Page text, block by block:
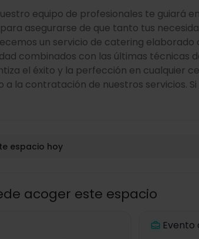
equipo de profesionales te guiará
asegurarse de que tanto tus
un servicio de catering elaborado
combinados con las últimas técnicas
el éxito y la perfección en cualquier
a la contratación de nuestros servicios.
espacio hoy
acoger este espacio